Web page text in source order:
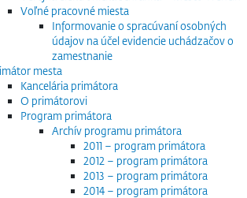
Voľné pracovné miesta
Informovanie o spracúvaní osobných
údajov na účel evidencie uchádzačov o
zamestnanie
mesta
Kancelária primátora
O primátorovi
Program primátora
Archív programu primátora
2011 – program primátora
2012 – program primátora
2013 – program primátora
2014 – program primátora